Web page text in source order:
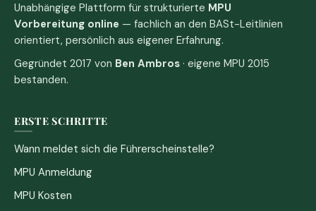
Unabhängige Plattform für strukturierte MPU
Vorbereitung online — fachlich an den BASt-Leitlinien
orientiert, persönlich aus eigener Erfahrung.
Gegründet 2017 von Ben Ambros · eigene MPU 2015
bestanden.
ERSTE SCHRITTE
Wann meldet sich die Führerscheinstelle?
MPU Anmeldung
MPU Kosten